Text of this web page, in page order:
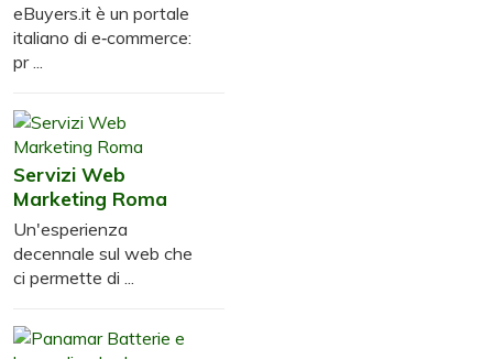
eBuyers.it è un portale
italiano di e‑commerce:
pr ...
Servizi Web
Marketing Roma
Un'esperienza
decennale sul web che
ci permette di ...